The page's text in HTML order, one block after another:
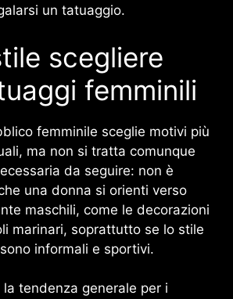
un tatuaggio.
scegliere
femminili
femminile sceglie motivi più
ma non si tratta comunque
da seguire: non è
una donna si orienti verso
maschili, come le decorazioni
marinari, soprattutto se lo stile
informali e sportivi.
tendenza generale per i